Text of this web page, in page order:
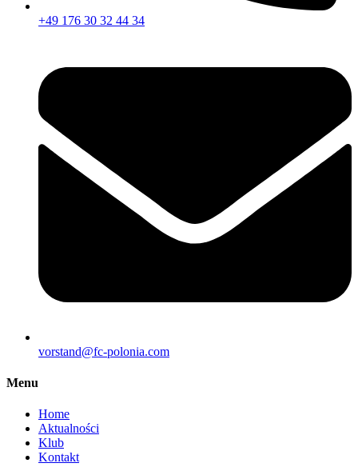
+49 176 30 32 44 34
vorstand@fc-polonia.com
Menu
Home
Aktualności
Klub
Kontakt